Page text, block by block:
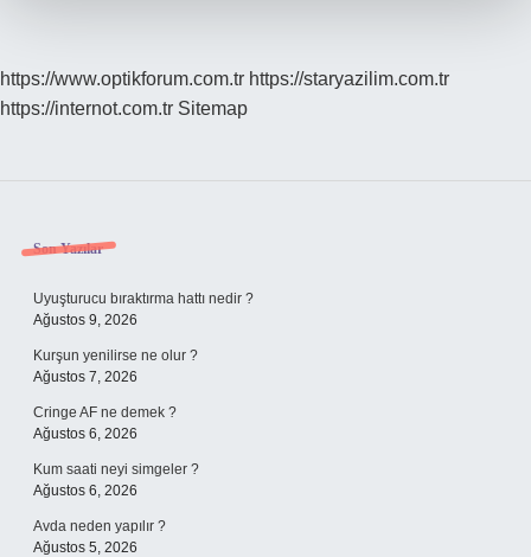
https://www.optikforum.com.tr https://staryazilim.com.tr
https://internot.com.tr Sitemap
Sidebar
Son Yazılar
Uyuşturucu bıraktırma hattı nedir ?
Ağustos 9, 2026
Kurşun yenilirse ne olur ?
Ağustos 7, 2026
Cringe AF ne demek ?
Ağustos 6, 2026
Kum saati neyi simgeler ?
Ağustos 6, 2026
Avda neden yapılır ?
Ağustos 5, 2026